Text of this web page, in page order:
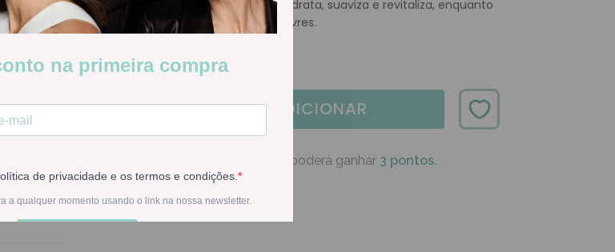
Apivita Express Beauty Máscara hidrata, suaviza e revitaliza, enquanto
protege a tez contra os radicais livres.
Stock: Disponível
- 1 + ADICIONAR
Na compra deste produto poderá ganhar 3 pontos.